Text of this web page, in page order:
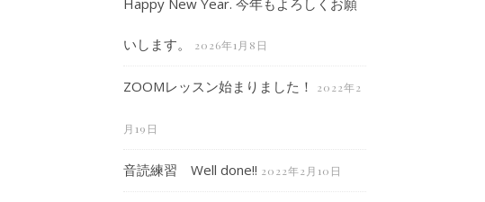
Happy New Year. 今年もよろしくお願
いします。 2026年1月8日
ZOOMレッスン始まりました！ 2022年2
月19日
音読練習 Well done!! 2022年2月10日